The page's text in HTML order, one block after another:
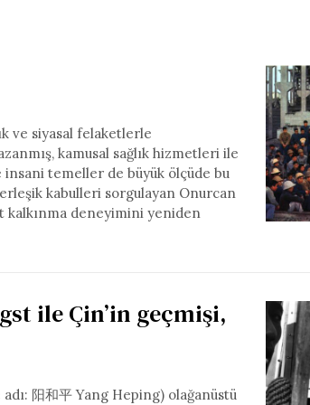
ve siyasal felaketlerle
kamusal sağlık hizmetleri ile
insani temeller de büyük ölçüde bu
kabulleri sorgulayan Onurcan
deneyimini yeniden
ile Çin’in geçmişi,
阳和平 Yang Heping) olağanüstü